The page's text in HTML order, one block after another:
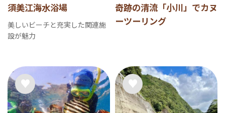
須美江海水浴場
美しいビーチと充実した関連施
設が魅力
奇跡の清流「小川」でカヌ
ーツーリング